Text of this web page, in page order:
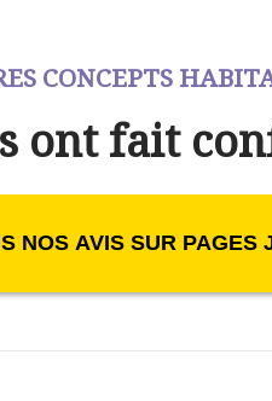
CONCEPTS
ont fait
NOS AVIS SUR PAGES